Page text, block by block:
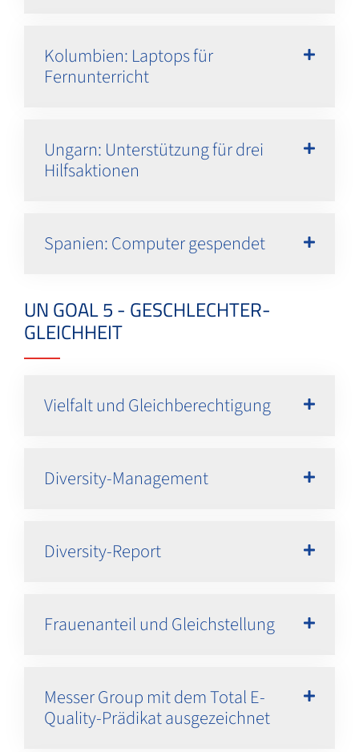
Kolumbien: Laptops für
Fernunterricht
Ungarn: Unterstützung für drei
Hilfsaktionen
Spanien: Computer gespendet
UN GOAL 5 - GESCHLECHTER-
GLEICHHEIT
Vielfalt und Gleichberechtigung
Diversity-Management
Diversity-Report
Frauenanteil und Gleichstellung
Messer Group mit dem Total E-
Quality-Prädikat ausgezeichnet